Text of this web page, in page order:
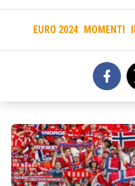
EURO 2024 MOMENTI